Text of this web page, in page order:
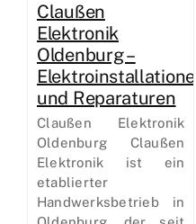
Claußen
Elektronik
Oldenburg –
Elektroinstallationen
und Reparaturen
Claußen Elektronik
Oldenburg Claußen
Elektronik ist ein
etablierter
Handwerksbetrieb in